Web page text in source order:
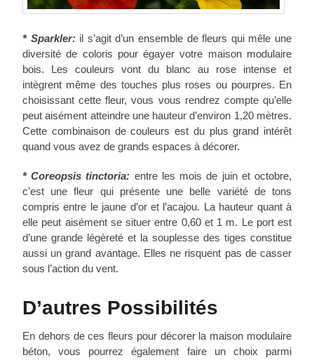
* Sparkler:il s’agit d’un ensemble de fleurs qui mêle une
diversité de coloris pour égayer votre maison modulaire
bois. Les couleurs vont du blanc au rose intense et
intègrent même des touches plus roses ou pourpres. En
choisissant cette fleur, vous vous rendrez compte qu’elle
peut aisément atteindre une hauteur d’environ 1,20 mètres.
Cette combinaison de couleurs est du plus grand intérêt
quand vous avez de grands espaces à décorer.
* Coreopsis tinctoria: entre les mois de juin et octobre,
c’est une fleur qui présente une belle variété de tons
compris entre le jaune d’or et l’acajou. La hauteur quant à
elle peut aisément se situer entre 0,60 et 1 m. Le port est
d’une grande légèreté et la souplesse des tiges constitue
aussi un grand avantage. Elles ne risquent pas de casser
sous l’action du vent.
D’autres Possibilités
En dehors de ces fleurs pour décorer la maison modulaire
béton, vous pourrez également faire un choix parmi